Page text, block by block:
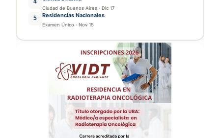
4
Ciudad de Buenos Aires · Dic 17
5 Residencias Nacionales
Examen Único · Nov 15